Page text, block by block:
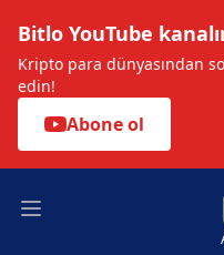
Bitlo YouTube
Kripto para dünyasından
edin!
Abone ol
Open main menu